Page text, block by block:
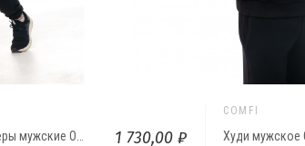
COMFI
Худи мужское
1 730,00 ₽